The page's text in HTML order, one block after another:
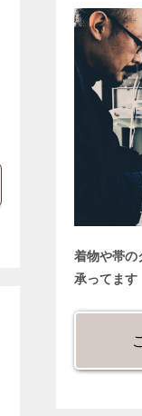
着物や帯の
承ってます